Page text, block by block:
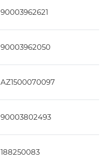
90003962621
90003962050
AZ1500070097
90003802493
188250083